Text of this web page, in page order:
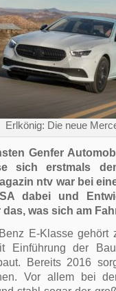
Erlkönig: Die neue
Genfer
sich erstmals
ntv war bei
dabei und
was sich am
E-Klasse gehört
Einführung der
Bereits 2016
Vor allem bei